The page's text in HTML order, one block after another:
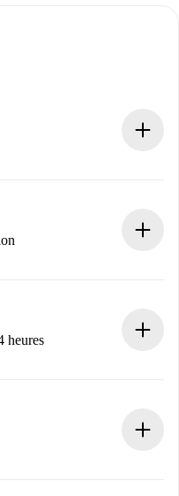
les informations
que le propriétaire
heures
nous vous proposerons